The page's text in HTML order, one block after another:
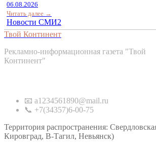
06.08.2026
Читать далее →
Новости СМИ2
Твой Континент
Рекламно-информационная газета "Твой
Континент"
📧 a1234561890@mail.ru
📞 +7(34357)6-00-75
Территория распространения:
Кировград, В-Тагил, Невьянск)